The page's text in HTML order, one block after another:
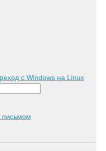
с Windows на Linux
письмом